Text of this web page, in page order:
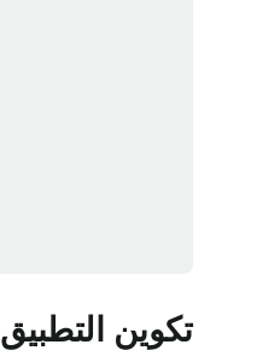
تكوين التطبيق